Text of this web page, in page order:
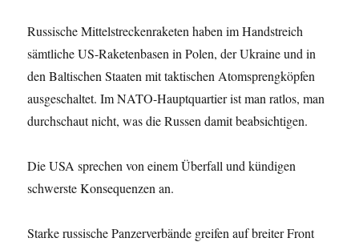
Russische Mittelstreckenraketen haben im Handstreich
sämtliche US-Raketenbasen in Polen, der Ukraine und in
den Baltischen Staaten mit taktischen Atomspreng­köpfen
ausgeschaltet. Im NATO-Hauptquartier ist man ratlos, man
durchschaut nicht, was die Russen damit beabsichtigen.
Die USA sprechen von einem Überfall und kündigen
schwerste Konsequenzen an.
Starke russische Panzerverbände greifen auf breiter Front